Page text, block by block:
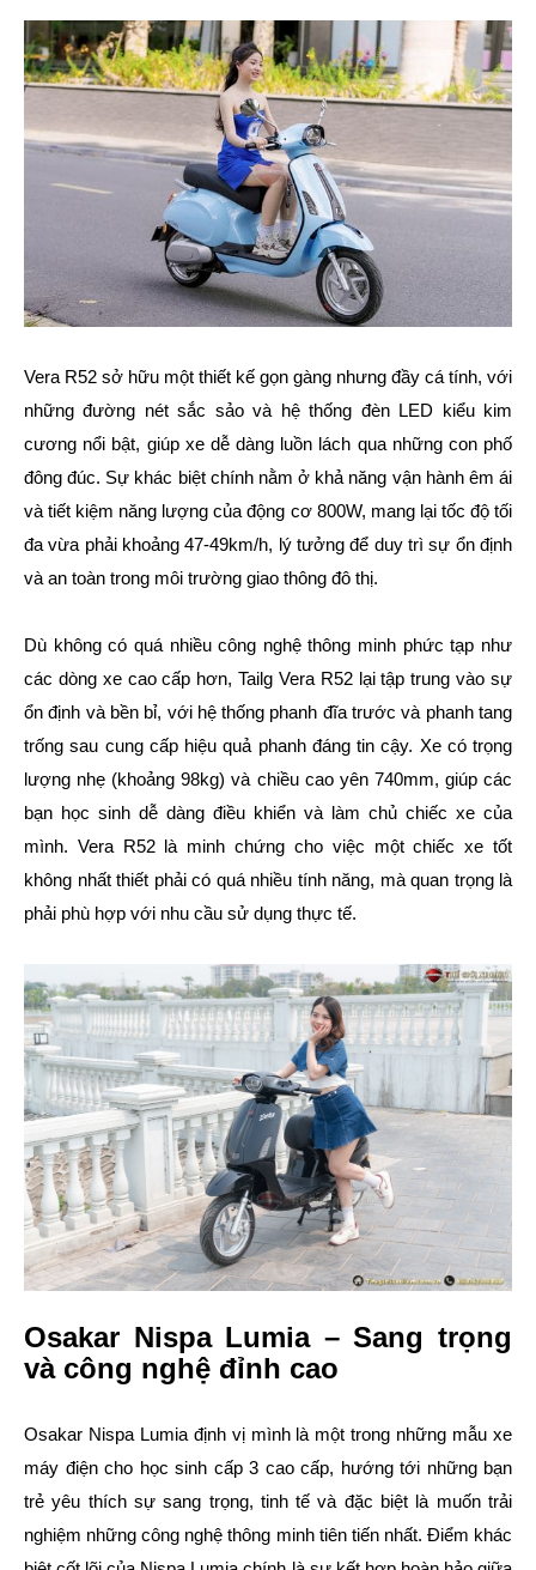
Vera R52 sở hữu một thiết kế gọn gàng nhưng đầy cá tính, với
những đường nét sắc sảo và hệ thống đèn LED kiểu kim
cương nổi bật, giúp xe dễ dàng luồn lách qua những con phố
đông đúc. Sự khác biệt chính nằm ở khả năng vận hành êm ái
và tiết kiệm năng lượng của động cơ 800W, mang lại tốc độ tối
đa vừa phải khoảng 47-49km/h, lý tưởng để duy trì sự ổn định
và an toàn trong môi trường giao thông đô thị.
Dù không có quá nhiều công nghệ thông minh phức tạp như
các dòng xe cao cấp hơn, Tailg Vera R52 lại tập trung vào sự
ổn định và bền bỉ, với hệ thống phanh đĩa trước và phanh tang
trống sau cung cấp hiệu quả phanh đáng tin cậy. Xe có trọng
lượng nhẹ (khoảng 98kg) và chiều cao yên 740mm, giúp các
bạn học sinh dễ dàng điều khiển và làm chủ chiếc xe của
mình. Vera R52 là minh chứng cho việc một chiếc xe tốt
không nhất thiết phải có quá nhiều tính năng, mà quan trọng là
phải phù hợp với nhu cầu sử dụng thực tế.
Osakar Nispa Lumia – Sang trọng
và công nghệ đỉnh cao
Osakar Nispa Lumia định vị mình là một trong những mẫu xe
máy điện cho học sinh cấp 3 cao cấp, hướng tới những bạn
trẻ yêu thích sự sang trọng, tinh tế và đặc biệt là muốn trải
nghiệm những công nghệ thông minh tiên tiến nhất. Điểm khác